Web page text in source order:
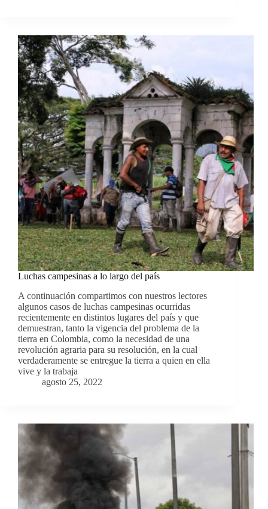
Luchas campesinas a lo largo del país
A continuación compartimos con nuestros lectores
algunos casos de luchas campesinas ocurridas
recientemente en distintos lugares del país y que
demuestran, tanto la vigencia del problema de la
tierra en Colombia, como la necesidad de una
revolución agraria para su resolución, en la cual
verdaderamente se entregue la tierra a quien en ella
vive y la trabaja
agosto 25, 2022